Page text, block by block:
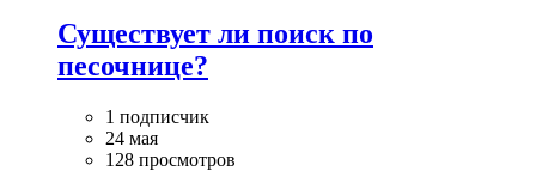
Существует ли поиск по
песочнице?
1 подписчик
24 мая
128 просмотров